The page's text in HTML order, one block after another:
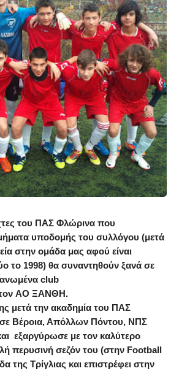
του ΠΑΣ Φλώρινα που
υποδομής του συλλόγου (μετά
στην ομάδα μας αφού είναι
το 1998) θα συναντηθούν ξανά σε
club
ΑΟ ΞΑΝΘΗ.
μετά την ακαδημία του ΠΑΣ
Βέροια, Απόλλων Πόντου, ΝΠΣ
εξαργύρωσε με τον καλύτερο
περυσινή σεζόν του (στην Football
της Τρίγλιας και επιστρέφει στην